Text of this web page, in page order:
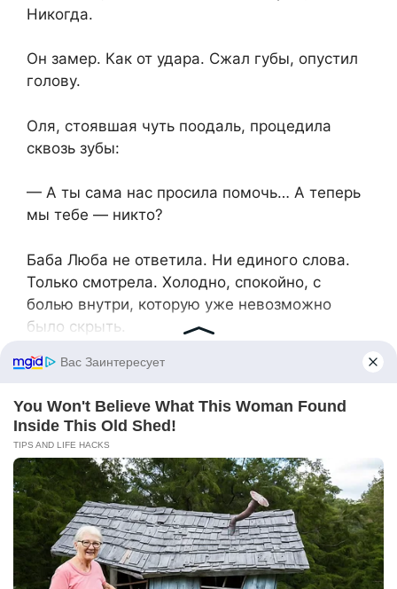
Никогда.
Он замер. Как от удара. Сжал губы, опустил
голову.
Оля, стоявшая чуть поодаль, процедила
сквозь зубы:
— А ты сама нас просила помочь… А теперь
мы тебе — никто?
Баба Люба не ответила. Ни единого слова.
Только смотрела. Холодно, спокойно, с
болью внутри, которую уже невозможно
было скрыть.
«Сын… Но сын так не поступает. Разве
Простить она не могла. Даже если бы хотела
— душа не позволяла.
Павел постоял ещё немного, затем резко
развернулся.
— Пошли, Оля. Плевать. Она сошла с ума.